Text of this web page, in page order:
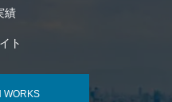
績
ト
WORKS